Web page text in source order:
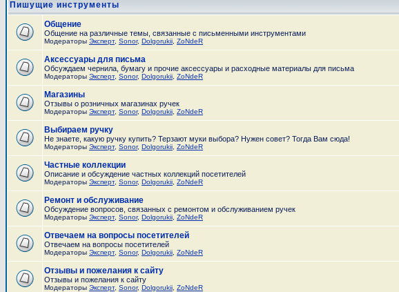
Пишущие инструменты
Общение
Общение на различные темы, связанные с письменными инструментами
Модераторы Эксперт, Sonor, Dolgorukii ZoNdeR
Аксессуары для письма
Обсуждаем чернила, бумагу и прочие аксессуары и расходные материалы для письма
Модераторы Эксперт, Sonor, Dolgorukii ZoNdeR
Магазины
Отзывы о розничных магазинах ручек
Модераторы Эксперт, Sonor, Dolgorukii ZoNdeR
Выбираем ручку
Не знаете, какую ручку купить? Терзают муки выбора? Нужен совет? Тогда Вам сюда!
Модераторы Эксперт, Sonor, Dolgorukii ZoNdeR
Частные коллекции
Описание и обсуждение частных коллекций посетителей
Модераторы Эксперт, Sonor, Dolgorukii ZoNdeR
Ремонт и обслуживание
Обсуждение вопросов, связанных с ремонтом и обслуживанием ручек
Модераторы Эксперт, Sonor, Dolgorukii ZoNdeR
Отвечаем на вопросы посетителей
Отвечаем на вопросы посетителей
Модераторы Эксперт, Sonor, Dolgorukii ZoNdeR
Отзывы и пожелания к сайту
Отзывы и пожелания к сайту
Модераторы Эксперт, Sonor, Dolgorukii ZoNdeR